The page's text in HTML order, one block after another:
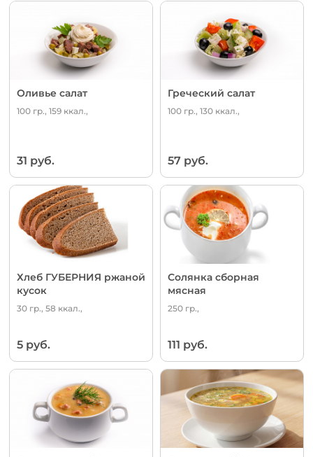
Оливье салат
100 гр., 159 ккал.,
31 руб.
Греческий салат
100 гр., 130 ккал.,
57 руб.
Хлеб ГУБЕРНИЯ ржаной
кусок
30 гр., 58 ккал.,
5 руб.
Солянка сборная
мясная
250 гр.,
111 руб.